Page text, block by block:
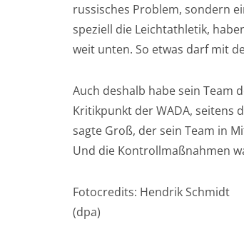
russisches Problem, sondern
speziell die Leichtathletik,
weit unten. So etwas darf mit
Auch deshalb habe sein Team
Kritikpunkt der WADA, seitens
sagte Groß, der sein Team in
Und die Kontrollmaßnahmen
Fotocredits: Hendrik Schmidt
(dpa)